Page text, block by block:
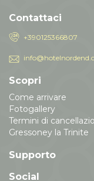
Contattaci
+390125366807
Scopri
Come arrivare
Fotogallery
Termini di
Gressoney la Trinite
Supporto
Social